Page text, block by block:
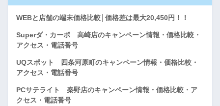
WEBと店舗の端末価格比較│価格差は最大20,450円！！
Superダ・カーポ 高崎店のキャンペーン情報・価格比較・
アクセス・電話番号
UQスポット 四条河原町のキャンペーン情報・価格比較・
アクセス・電話番号
PCサテライト 秦野店のキャンペーン情報・価格比較・ア
クセス・電話番号